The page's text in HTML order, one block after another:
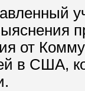
от
в США,